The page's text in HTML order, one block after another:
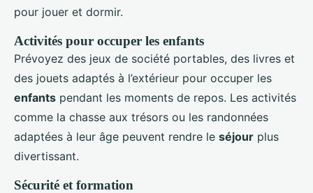
pour jouer et dormir.
Activités pour occuper les enfants
Prévoyez des jeux de société portables, des livres et
des jouets adaptés à l’extérieur pour occuper les
enfants pendant les moments de repos. Les activités
comme la chasse aux trésors ou les randonnées
adaptées à leur âge peuvent rendre le séjour plus
divertissant.
Sécurité et formation